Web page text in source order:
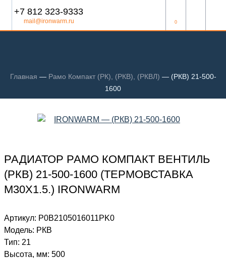
+7 812 323-9333
mail@ironwarm.ru 0
Главная — Рамо Компакт (РК), (РКВ), (РКВЛ) — (РКВ) 21-500-
1600
РАДИАТОР РАМО КОМПАКТ ВЕНТИЛЬ
(РКВ) 21-500-1600 (ТЕРМОВСТАВКА
М30Х1.5.) IRONWARM
Артикул: Р0В2105016011PK0
Модель: РКВ
Тип: 21
Высота, мм: 500